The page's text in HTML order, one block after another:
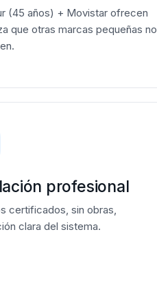
(45 años) + Movistar ofrecen
que otras marcas pequeñas no
profesional
certificados, sin obras,
clara del sistema.